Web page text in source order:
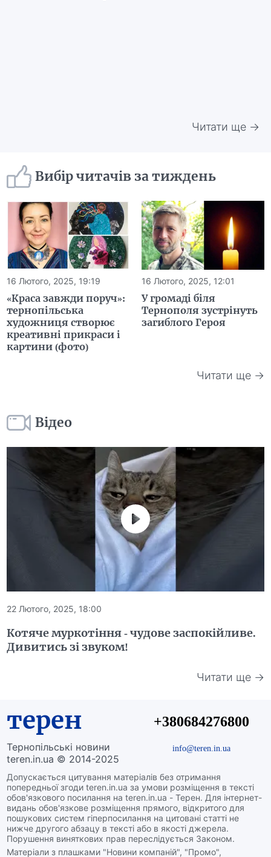
Читати ще →
Вибір читачів за тиждень
16 Лютого, 2025, 19:19
«Краса завжди поруч»:
тернопільська
художниця створює
креативні прикраси і
картини (фото)
16 Лютого, 2025, 12:01
У громаді біля
Тернополя зустрінуть
загиблого Героя
Читати ще →
Відео
22 Лютого, 2025, 18:00
Котяче муркотіння - чудове заспокійливе.
Дивитись зі звуком!
Читати ще →
терен
Тернопільські новини
teren.in.ua © 2014-2025
Допускається цитування матеріалів без отримання
попередньої згоди teren.in.ua за умови розміщення в тексті
обов'язкового посилання на teren.in.ua - Терен. Для інтернет-
видань обов'язкове розміщення прямого, відкритого для
пошукових систем гіперпосилання на цитовані статті не
нижче другого абзацу в тексті або в якості джерела.
Порушення виняткових прав переслідується Законом.
Матеріали з плашками "Новини компаній", "Промо",
+380684276800
info@teren.in.ua